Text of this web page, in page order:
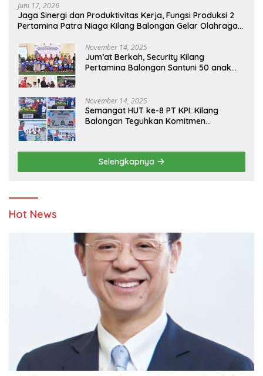
Juni 17, 2026
Jaga Sinergi dan Produktivitas Kerja, Fungsi Produksi 2
Pertamina Patra Niaga Kilang Balongan Gelar Olahraga
November 14, 2025
Jum’at Berkah, Security Kilang
Pertamina Balongan Santuni 50 anak
November 14, 2025
Semangat HUT ke-8 PT KPI: Kilang
Balongan Teguhkan Komitmen
Pendidikan
Selengkapnya
Hot News